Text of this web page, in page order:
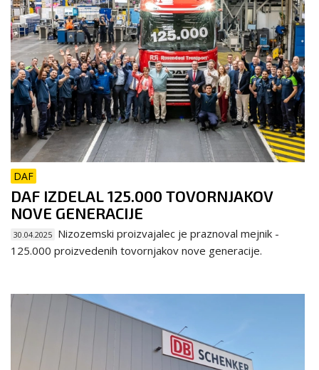
DAF
DAF IZDELAL 125.000 TOVORNJAKOV
NOVE GENERACIJE
30.04.2025 Nizozemski proizvajalec je praznoval mejnik -
125.000 proizvedenih tovornjakov nove generacije.